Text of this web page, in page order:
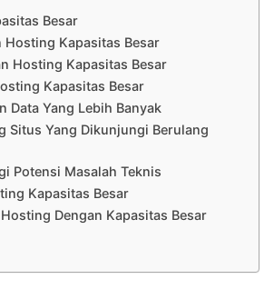
Besar
Hosting Kapasitas Besar
Hosting Kapasitas Besar
Kapasitas Besar
Data Yang Lebih Banyak
Situs Yang Dikunjungi Berulang
Potensi Masalah Teknis
Kapasitas Besar
Dengan Kapasitas Besar